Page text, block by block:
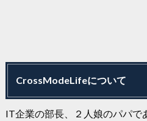
CrossModeLifeについて
IT企業の部長、２人娘のパパで